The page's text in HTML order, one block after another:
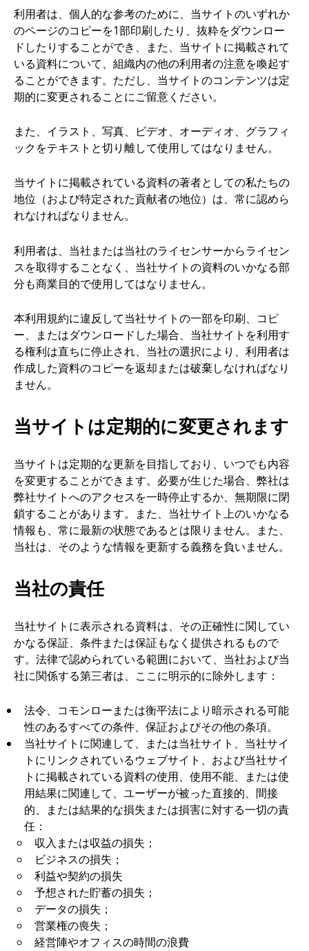
利用者は、個人的な参考のために、当サイトのいずれか
のページのコピーを1部印刷したり、抜粋をダウンロー
ドしたりすることができ、また、当サイトに掲載されて
いる資料について、組織内の他の利用者の注意を喚起す
ることができます。ただし、当サイトのコンテンツは定
期的に変更されることにご留意ください。
また、イラスト、写真、ビデオ、オーディオ、グラフィ
ックをテキストと切り離して使用してはなりません。
当サイトに掲載されている資料の著者としての私たちの
地位（および特定された貢献者の地位）は、常に認めら
れなければなりません。
利用者は、当社または当社のライセンサーからライセン
スを取得することなく、当社サイトの資料のいかなる部
分も商業目的で使用してはなりません。
本利用規約に違反して当社サイトの一部を印刷、コピ
ー、またはダウンロードした場合、当社サイトを利用す
る権利は直ちに停止され、当社の選択により、利用者は
作成した資料のコピーを返却または破棄しなければなり
ません。
当サイトは定期的に変更されます
当サイトは定期的な更新を目指しており、いつでも内容
を変更することができます。必要が生じた場合、弊社は
弊社サイトへのアクセスを一時停止するか、無期限に閉
鎖することがあります。また、当社サイト上のいかなる
情報も、常に最新の状態であるとは限りません。また、
当社は、そのような情報を更新する義務を負いません。
当社の責任
当社サイトに表示される資料は、その正確性に関してい
かなる保証、条件または保証もなく提供されるもので
す。法律で認められている範囲において、当社および当
社に関係する第三者は、ここに明示的に除外します：
法令、コモンローまたは衡平法により暗示される可能
性のあるすべての条件、保証およびその他の条項。
当社サイトに関連して、または当社サイト、当社サイ
トにリンクされているウェブサイト、および当社サイ
トに掲載されている資料の使用、使用不能、または使
用結果に関連して、ユーザーが被った直接的、間接
的、または結果的な損失または損害に対する一切の責
任：
収入または収益の損失；
ビジネスの損失；
利益や契約の損失
予想された貯蓄の損失；
データの損失；
営業権の喪失；
経営陣やオフィスの時間の浪費